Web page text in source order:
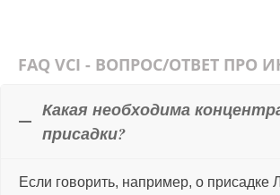
FAQ VCI - ВОПРОС/ОТВЕТ ПРО
Какая необходима
присадки?
Если говорить, например, о присадке